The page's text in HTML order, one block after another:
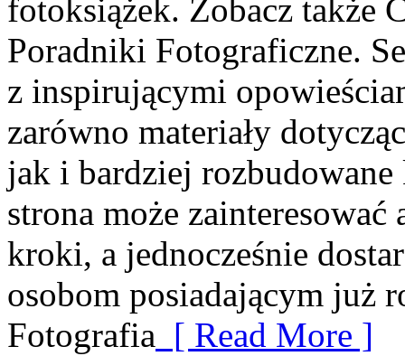
fotoksiążek. Zobacz także
Poradniki Fotograficzne.
z inspirującymi
zarówno materiały
jak i bardziej
strona może
kroki, a jednocześnie
osobom posiadającym już
Fotografia [ Read More ]